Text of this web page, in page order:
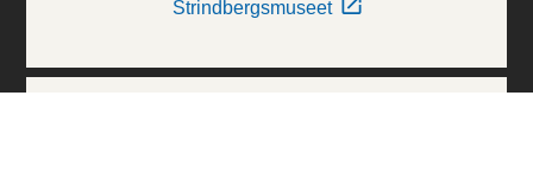
Strindbergsmuseet